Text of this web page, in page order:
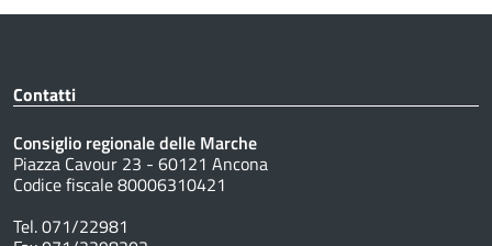
Contatti
Consiglio regionale delle Marche
Piazza Cavour 23 - 60121 Ancona
Codice fiscale 80006310421
Tel. 071/22981